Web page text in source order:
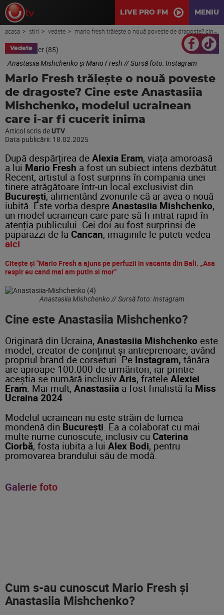
LIVE PRO FM MENIU
acasa stiri vedete mario fresh trăiește o nouă poveste de dragoste? cine este anastasiia mishchenko, modelul ucrainean care i-ar fi cucerit inima
Vedete
Anastasiia Mishchenko și Mario Fresh // Sursă foto: Instagram
Mario Fresh trăiește o nouă poveste
de dragoste? Cine este Anastasiia
Mishchenko, modelul ucrainean
care i-ar fi cucerit inima
Articol scris de UTV
Data publicării: 18.02.2025
După despărțirea de Alexia Eram, viața amoroasă
a lui Mario Fresh a fost un subiect intens dezbătut.
Recent, artistul a fost surprins în compania unei
tinere atrăgătoare într-un local exclusivist din
București, alimentând zvonurile că ar avea o nouă
iubită. Este vorba despre Anastasiia Mishchenko,
un model ucrainean care pare să fi intrat rapid în
atenția publicului. Cei doi au fost surprinsi de
paparazzi de la Cancan, imaginile le puteti vedea
aici.
Citește și "Mario Fresh a ajuns pe perfuzii in vacanta din Bali. „Asa
respir eu cand mai am putin si mor”
Anastasiia Mishchenko // Sursă foto: Instagram
Cine este Anastasiia Mishchenko?
Originară din Ucraina, Anastasiia Mishchenko este
model, creator de conținut și antreprenoare, având
propriul brand de corseturi. Pe Instagram, tânăra
are aproape 100.000 de urmăritori, iar printre
aceștia se numără inclusiv Aris, frateleAlexiei
Eram. Mai mult, Anastasiia a fost finalistă la Miss
Ucraina 2024.
Modelul ucrainean nu este străin de lumea
mondenă din București. Ea a colaborat cu mai
multe nume cunoscute, inclusiv cu Caterina
Ciorbă, fosta iubita a lui Alex Bodi, pentru
promovarea brandului său de modă.
Galerie foto
Cum s-au cunoscut Mario Fresh și
Anastasiia Mishchenko?